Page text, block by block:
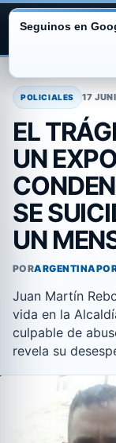
contenido
POLICIALES 17
EL
UN
SE
UN
POR
Juan Martín
vida en la
culpable de
revela su
Seguinos en